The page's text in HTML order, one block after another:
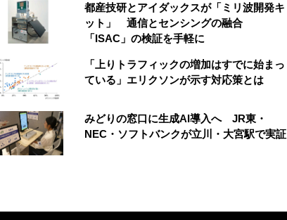
都産技研とアイダックスが「ミリ波開発キ
ット」 通信とセンシングの融合
「ISAC」の検証を手軽に
「上りトラフィックの増加はすでに始まっ
ている」エリクソンが示す対応策とは
みどりの窓口に生成AI導入へ JR東・
NEC・ソフトバンクが立川・大宮駅で実証